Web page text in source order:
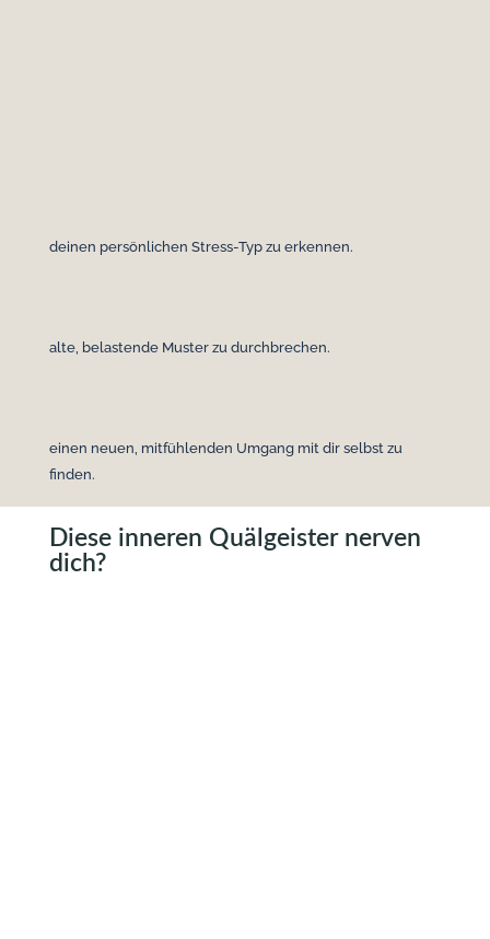
deinen persönlichen Stress-Typ zu erkennen.
alte, belastende Muster zu durchbrechen.
einen neuen, mitfühlenden Umgang mit dir selbst zu
finden.
Diese inneren Quälgeister nerven
dich?